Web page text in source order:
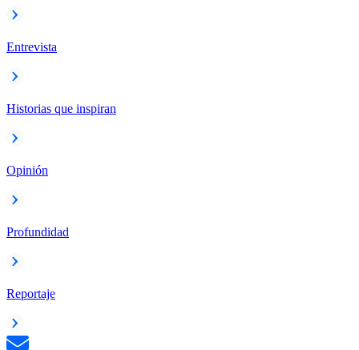
Entrevista
Historias que inspiran
Opinión
Profundidad
Reportaje